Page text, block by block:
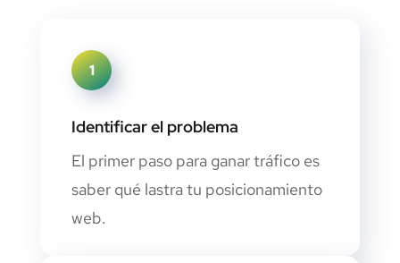
1
Identificar el problema
El primer paso para ganar tráfico es
saber qué lastra tu posicionamiento
web.